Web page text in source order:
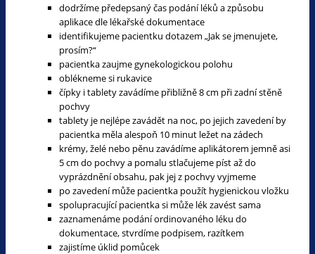
dodržíme předepsaný čas podání léků a způsobu
aplikace dle lékařské dokumentace
identifikujeme pacientku dotazem „Jak se jmenujete,
prosím?“
pacientka zaujme gynekologickou polohu
oblékneme si rukavice
čípky i tablety zavádíme přibližně 8 cm při zadní stěně
pochvy
tablety je nejlépe zavádět na noc, po jejich zavedení by
pacientka měla alespoň 10 minut ležet na zádech
krémy, želé nebo pěnu zavádíme aplikátorem jemně asi
5 cm do pochvy a pomalu stlačujeme píst až do
vyprázdnění obsahu, pak jej z pochvy vyjmeme
po zavedení může pacientka použít hygienickou vložku
spolupracující pacientka si může lék zavést sama
zaznamenáme podání ordinovaného léku do
dokumentace, stvrdíme podpisem, razítkem
zajistíme úklid pomůcek